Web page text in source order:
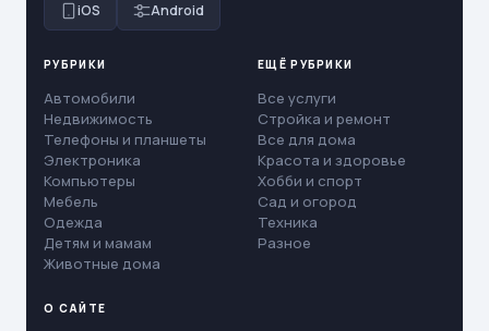
iOS Android
РУБРИКИ
Автомобили
Недвижимость
Телефоны и планшеты
Электроника
Компьютеры
Мебель
Одежда
Детям и мамам
Животные дома
ЕЩЁ РУБРИКИ
Все услуги
Стройка и ремонт
Все для дома
Красота и здоровье
Хобби и спорт
Сад и огород
Техника
Разное
О САЙТЕ